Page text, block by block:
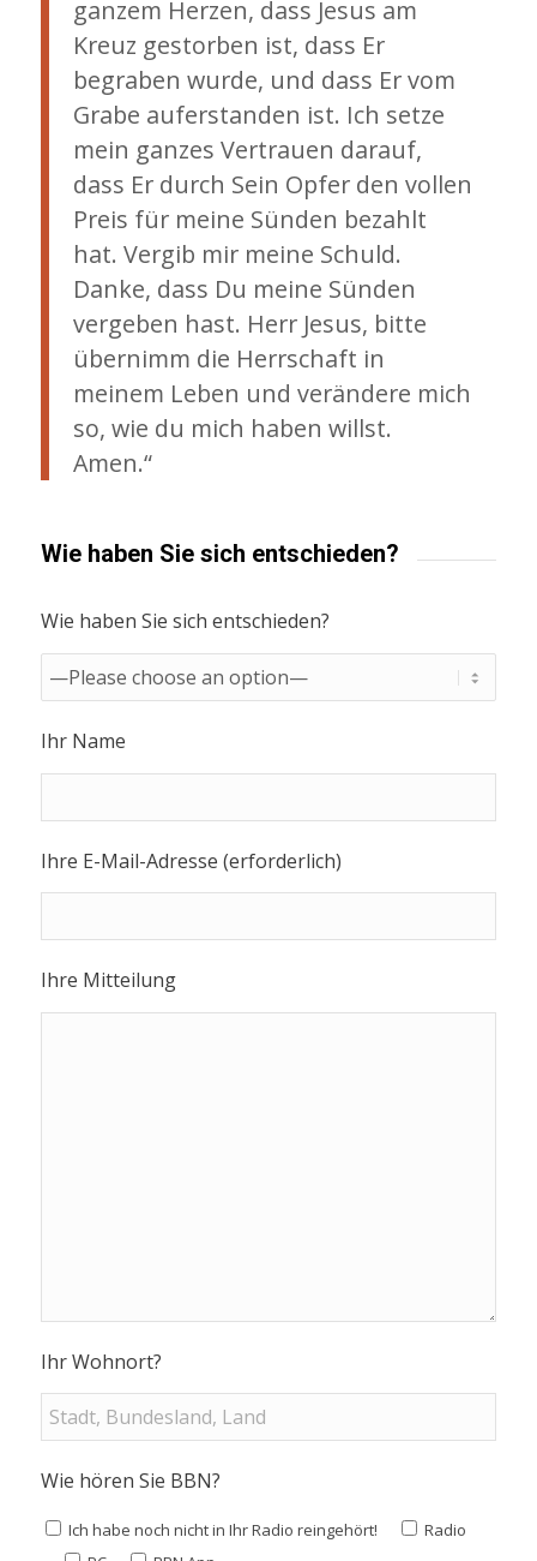
ganzem Herzen, dass Jesus am
Kreuz gestorben ist, dass Er
begraben wurde, und dass Er vom
Grabe auferstanden ist. Ich setze
mein ganzes Vertrauen darauf,
dass Er durch Sein Opfer den vollen
Preis für meine Sünden bezahlt
hat. Vergib mir meine Schuld.
Danke, dass Du meine Sünden
vergeben hast. Herr Jesus, bitte
übernimm die Herrschaft in
meinem Leben und verändere mich
so, wie du mich haben willst.
Amen.“
Wie haben Sie sich entschieden?
Wie haben Sie sich entschieden?
Ihr Name
Ihre E-Mail-Adresse (erforderlich)
Ihre Mitteilung
Ihr Wohnort?
Wie hören Sie BBN?
Ich habe noch nicht in Ihr Radio reingehört!
Radio